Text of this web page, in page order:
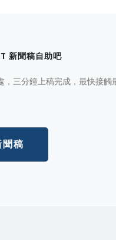
新聞稿自助吧
，三分鐘上稿完成，最快接觸
稿